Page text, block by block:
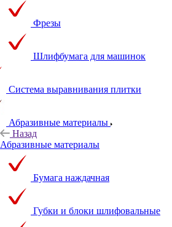
Фрезы
Шлифбумага для машинок
Система выравнивания плитки
Абразивные материалы
Назад
Абразивные материалы
Бумага наждачная
Губки и блоки шлифовальные